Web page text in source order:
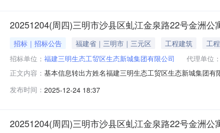
20251204(周四)三明市沙县区虬江金泉路22号金洲公
招标｜招标公告 福建省｜三明市｜三元区 工程建筑
工程
招标单位： 福建三明生态工贸区生态新城集团有限公司
代理单位
正文内容： 基本信息转出方姓名福建三明生态工贸区生态新城集团
途：城镇住宅用地/成套住宅，权利人：福建三明生态工
发布时间： 2025-12-24 18:37
20251204(周四)三明市沙县区虬江金泉路22号金洲公